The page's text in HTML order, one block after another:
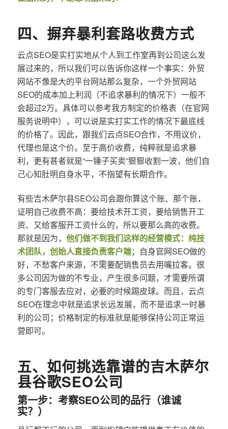
四、摒弃暴利套路收费方式
云点SEO是实打实地从个人到工作室再到公司这么发
展过来的，所以我们可以告诉你这样一个事实：外贸
网站不像是大的平台网站那么复杂，一个外贸网站
SEO的成本加上利润（不追求暴利的情况下）一般不
会超过2万。具体可以参考我方制定的价格表（在官网
服务说明中），可以说是实打实工作的情况下最底线
的价格了。因此，跟我们云点SEO合作，不用议价，
代理也是这个价。至于高价收费，纯粹就是追求暴
利，更有甚者就是“一锤子买卖”狠狠收割一波，他们自
己心知肚明自身水平，不指望有长期合作。
有些吉木萨尔县SEO公司会跟你算这个账、那个账，
证明自己收费不高：要给技术开工资，要给销售开工
资、又给客服开工资什么的，所以要那么高的收费。
那就是因为， 他们做不到我们这样的经营模式：纯技
术团队，创始人直接负责客户端；自身官网SEO做的
好，不愁客户来源，不需要配销售员去用嘴拉客。很
多公司因为做的不专业，产生很多问题，才需要所谓
的专门客服去应对，必要的时候踢皮球。而且，云点
SEO在理念中就是追求长远发展，而不是追求一时暴
利的公司；价格制定的标准就是能够保持公司正常运
营即可。
五、如何挑选靠谱的吉木萨尔
县谷歌SEO公司
第一步：考察SEO公司的品行（谁诚
实？）